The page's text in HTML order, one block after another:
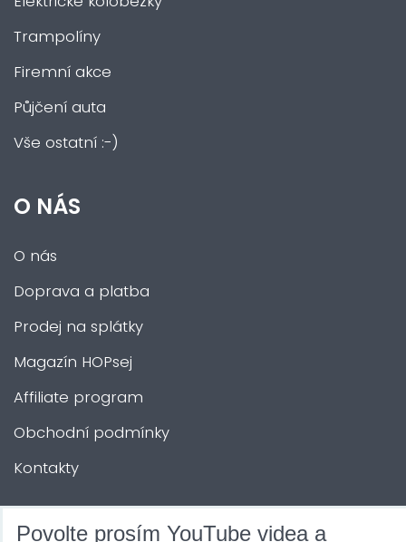
Trampolíny
Firemní akce
Půjčení auta
Vše ostatní :-)
O NÁS
O nás
Doprava a platba
Prodej na splátky
Magazín HOPsej
Affiliate program
Obchodní podmínky
Kontakty
DALŠÍ SLUŽBY
Povolte prosím YouTube videa a